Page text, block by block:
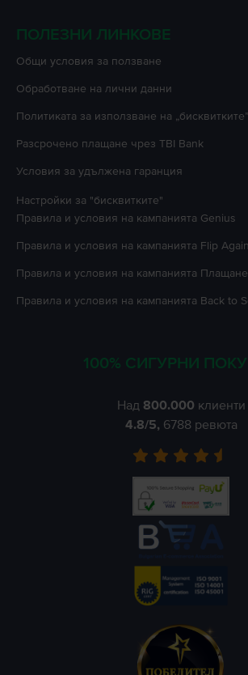
ПОЛЕЗНИ ЛИНКОВЕ
Oбщи условия за ползване
Oбработване на лични данни
Политиката за използване на „бисквитките”
Разсрочено плащане чрез TBI Bank
Условия за удължена гаранция
Настройки за "бисквитките"
Правила и условия на кампанията Genius
Правила и условия на кампанията Flip Again
Правила и условия на кампанията
Правила и условия на кампанията Back to
100% СИГУРНИ
Над 800.000 клиенти
4.8/5, 6788 ревюта